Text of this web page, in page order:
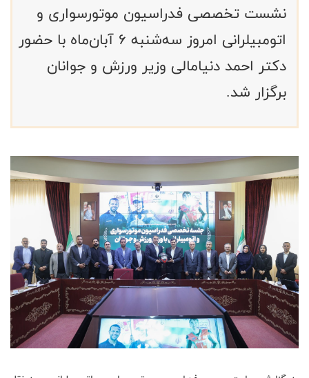
نشست تخصصی فدراسیون موتورسواری و
اتومبیلرانی امروز سه‌شنبه 6 آبان‌ماه با حضور
دکتر احمد دنیامالی وزیر ورزش و جوانان
برگزار شد.